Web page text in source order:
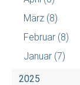
März (8)
Februar (8)
Januar (7)
2025